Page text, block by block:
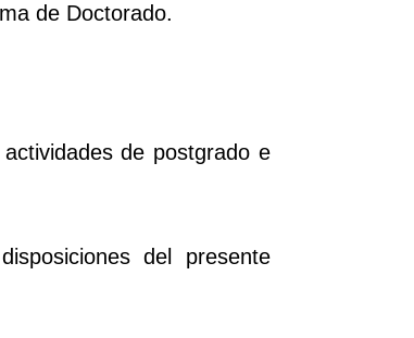
de Doctorado.
de postgrado e
del presente